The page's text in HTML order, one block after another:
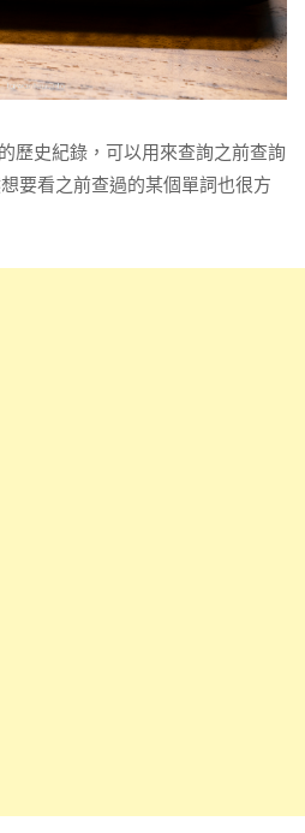
歷史紀錄，可以用來查詢之前查詢
要看之前查過的某個單詞也很方